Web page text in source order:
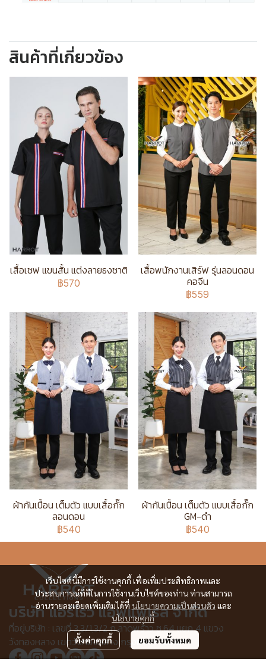
สินค้าที่เกี่ยวข้อง
เสื้อเชฟ แขนสั้น แต่งลายธงชาติ
฿570
เสื้อพนักงานเสิร์ฟ รุ่นลอนดอน
คอจีน
฿559
ผ้ากันเปื้อน เต็มตัว แบบเสื้อกั๊ก
ลอนดอน
฿540
ผ้ากันเปื้อน เต็มตัว แบบเสื้อกั๊ก
GM-ดำ
฿540
เว็บไซต์นี้มีการใช้งานคุกกี้ เพื่อเพิ่มประสิทธิภาพและ
ประสบการณ์ที่ดีในการใช้งานเว็บไซต์ของท่าน ท่านสามารถ
อ่านรายละเอียดเพิ่มเติมได้ที่ นโยบายความเป็นส่วนตัว และ
นโยบายคุกกี้
ตั้งค่าคุกกี้ ยอมรับทั้งหมด
บริษัท แอร์โรว์ แอพแพเรล จำกัด
ที่อยู่บริษัท : เลขที่ 3,3/1,3/2 ก.ลาดพร้าว ซ.64 แยก 4 แขวง
วังทองหลาง เขตวังทองหลาง กรุงเทพฯ 10310